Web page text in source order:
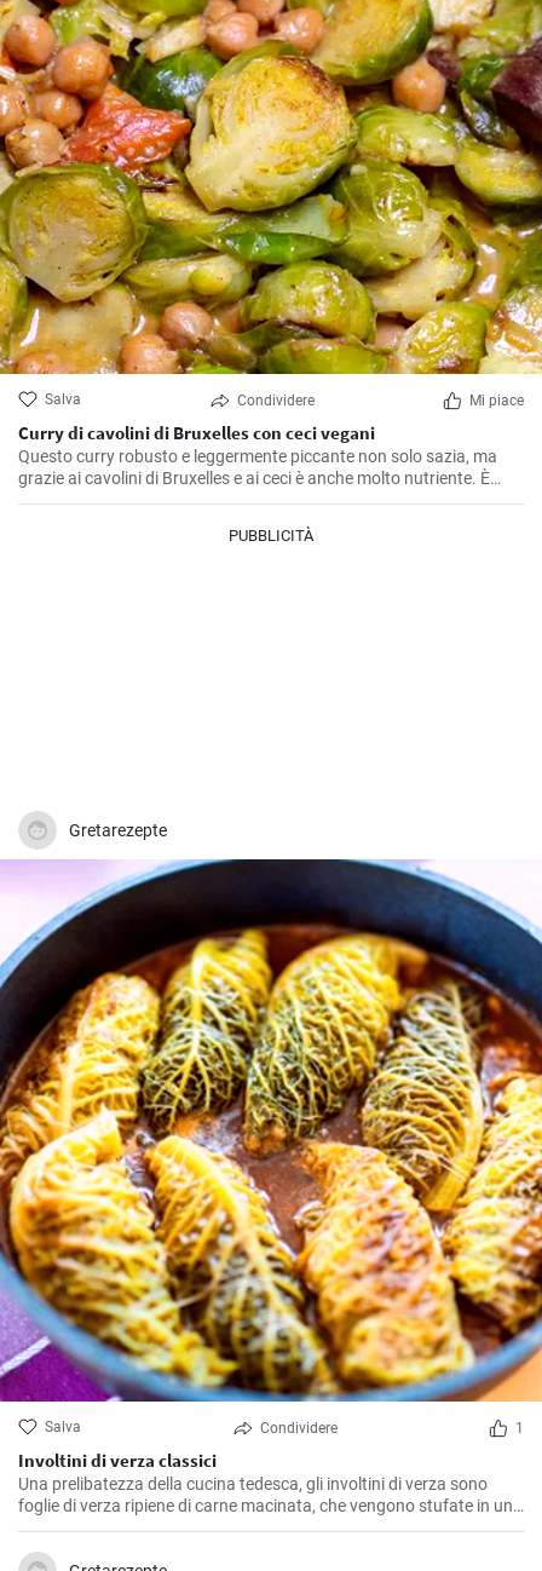
Salva Condividere Mi piace
Curry di cavolini di Bruxelles con ceci vegani
Questo curry robusto e leggermente piccante non solo sazia, ma
grazie ai cavolini di Bruxelles e ai ceci è anche molto nutriente. È
perfetto come deliziosa cena o pranzo.
PUBBLICITÀ
Gretarezepte
Salva Condividere 1
Involtini di verza classici
Una prelibatezza della cucina tedesca, gli involtini di verza sono
foglie di verza ripiene di carne macinata, che vengono stufate in un
brodo saporito. Sono l'ideale per una cena in famiglia accogliente.